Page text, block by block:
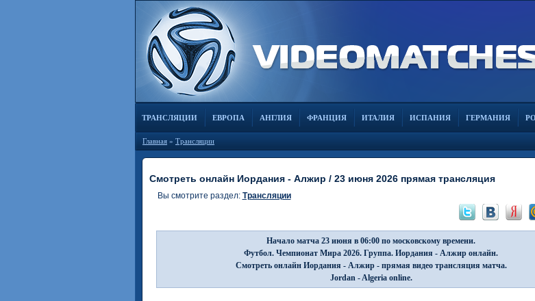
ТРАНСЛЯЦИИ ЕВРОПА АНГЛИЯ ФРАНЦИЯ ИТАЛИЯ ИСПАНИЯ ГЕРМАНИЯ
Главная » Трансляции
Смотреть онлайн Иордания - Алжир / 23 июня 2026 прямая трансляция
Вы смотрите раздел: Трансляции
Начало матча 23 июня в 06:00 по московскому времени.
Футбол. Чемпионат Мира 2026. Группа. Иордания - Алжир онлайн.
Смотреть онлайн Иордания - Алжир - прямая видео трансляция матча.
Jordan - Algeria online.